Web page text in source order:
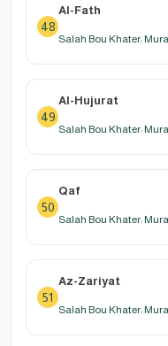
48
Al-Fath
Salah Bou Khater:
49
Al-Hujurat
Salah Bou Khater:
50
Qaf
Salah Bou Khater:
51
Az-Zariyat
Salah Bou Khater: